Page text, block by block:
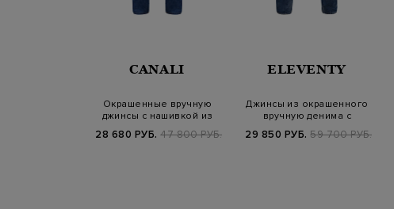
CANALI
Окрашенные вручную
джинсы с нашивкой из
28 680 РУБ. 47 800 РУБ.
ELEVENTY
Джинсы из окрашенного
вручную денима с
29 850 РУБ. 59 700 РУБ.